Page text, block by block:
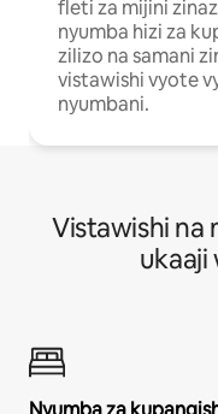
fleti za mijini
nyumba hizi za
zilizo na samani
vistawishi vyote
nyumbani.
Vistawishi na
ukaaji